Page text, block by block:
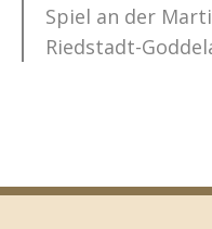
Spiel an der
Riedstadt-